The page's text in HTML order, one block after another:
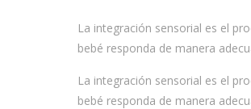
La integración sensorial es el
bebé responda de manera
La integración sensorial es el
bebé responda de manera